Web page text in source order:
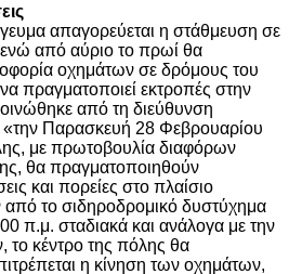
απαγορεύεται η στάθμευση σε
ενώ από αύριο το πρωί θα
οχημάτων σε δρόμους του
πραγματοποιεί εκτροπές στην
από τη διεύθυνση
Παρασκευή 28 Φεβρουαρίου
με πρωτοβουλία διαφόρων
θα πραγματοποιηθούν
και πορείες στο πλαίσιο
το σιδηροδρομικό δυστύχημα
π.μ. σταδιακά και ανάλογα με την
το κέντρο της πόλης θα
η κίνηση των οχημάτων,